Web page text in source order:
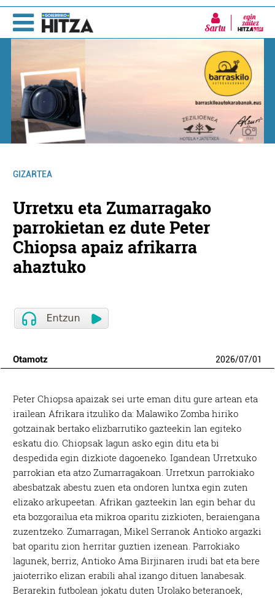
Sartu
GIZARTEA
Urretxu eta Zumarragako
parrokietan ez dute Peter
Chiopsa apaiz afrikarra
ahaztuko
Otamotz 2026/07/01
Peter Chiopsa apaizak sei urte eman ditu gure artean eta
irailean Afrikara itzuliko da: Malawiko Zomba hiriko
gotzainak bertako elizbarrutiko gazteekin lan egiteko
eskatu dio. Chiopsak lagun asko egin ditu eta bi
despedida egin dizkiote dagoeneko. Igandean Urretxuko
parrokian eta atzo Zumarragakoan. Urretxun parrokiako
abesbatzak abestu zuen eta ondoren luntxa egin zuten
elizako arkupeetan. Afrikan gazteekin lan egin behar du
eta bozgorailua eta mikroa oparitu zizkioten, beraiengana
zuzentzeko. Zumarragan, Mikel Serranok Antioko argazki
bat oparitu zion herritar guztien izenean. Parrokiako
lagunek, berriz, Antioko Ama Birjinaren irudi bat eta bere
jaioterriko elizan erabili ahal izango dituen lanabesak.
Berarekin futbolean jokatu duten Urolako beteranoek,